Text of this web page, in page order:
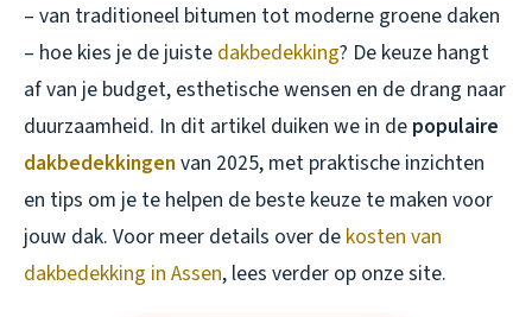
– van traditioneel bitumen tot moderne groene daken
– hoe kies je de juiste dakbedekking? De keuze hangt
af van je budget, esthetische wensen en de drang naar
duurzaamheid. In dit artikel duiken we in de populaire
dakbedekkingen van 2025, met praktische inzichten
en tips om je te helpen de beste keuze te maken voor
jouw dak. Voor meer details over de kosten van
dakbedekking in Assen, lees verder op onze site.